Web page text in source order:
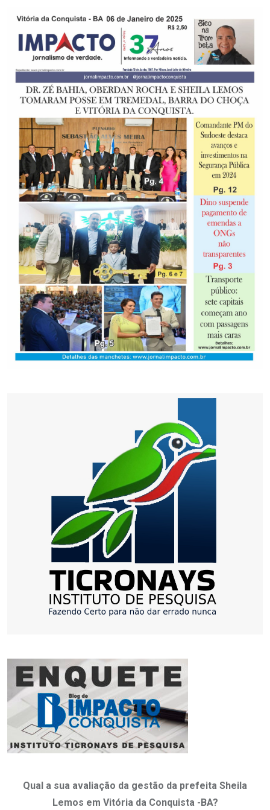
Qual a sua avaliação da gestão da prefeita Sheila
Lemos em Vitória da Conquista -BA?